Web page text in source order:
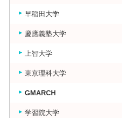
早稲田大学
慶應義塾大学
上智大学
東京理科大学
GMARCH
学習院大学